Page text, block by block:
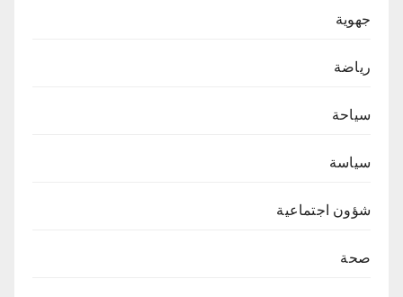
جهوية
رياضة
سياحة
سياسة
شؤون اجتماعية
صحة